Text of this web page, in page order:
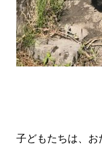
子どもたちは、お